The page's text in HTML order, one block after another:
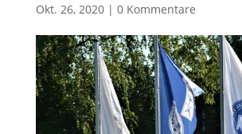
Okt. 26, 2020| 0 Kommentare